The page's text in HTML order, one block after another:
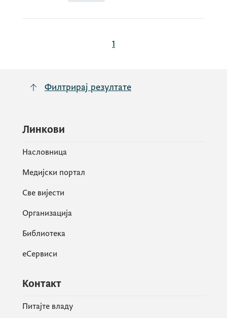
1
Филтрирај резултате
Линкови
Насловница
Медијски портал
Све вијести
Организација
Библиотека
еСервиси
Контакт
Питајте владу